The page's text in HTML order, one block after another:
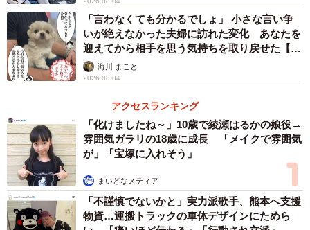
それまでは預かりボランティアさんの家であったとして
も、自分のテリトリーから出ることができなかったマーヤ
ですが、こういった経験が重なったこともあり、今ではリ
感も上手につかめるようになり、これまでとはまた違う楽
しそうな様子を見せてくれるようにもなりました。
後輩となる子犬たちに「生活の見本」を見せるよ
うになった
しあわせの種たちのスタッフはもちろん、この活動を応援
「言わなくても分かるでしょ」 小さな言い争
いが絶えなかった夫婦に訪れた変化 あなたを
迎えてから相手を思う気持ちを取り戻せた【漫
画】海川 まこと
2026.08.04
アクセスランキング
「化けましたね～」10歳で綾瀬はるかの娘役→
雰囲気ガラリの18歳に成長 「メイクで雰囲気
が」「宝塚に入れそう」
まいどなメディア
「不謹慎でないかと」実力派歌手、熊本へ支援
物資…運搬トラックの車体デザインにためら